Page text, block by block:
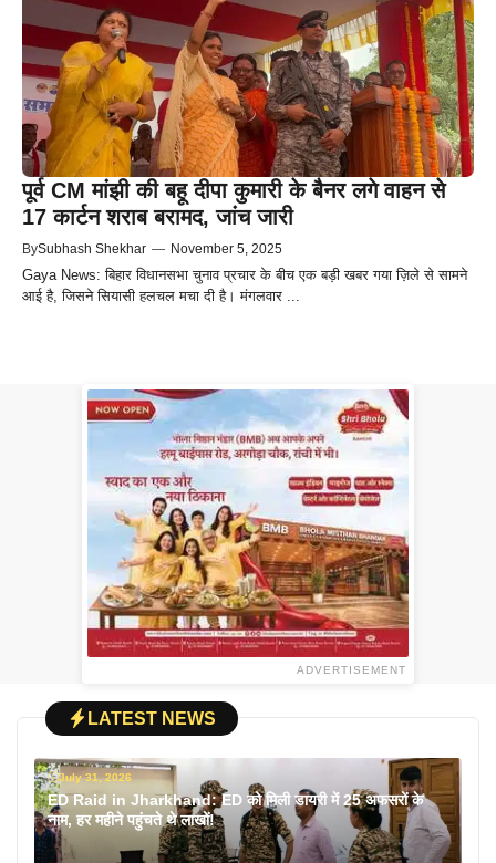
पूर्व CM मांझी की बहू दीपा कुमारी के बैनर लगे वाहन से
17 कार्टन शराब बरामद, जांच जारी
BySubhash Shekhar — November 5, 2025
Gaya News: बिहार विधानसभा चुनाव प्रचार के बीच एक बड़ी खबर गया ज़िले से सामने
आई है, जिसने सियासी हलचल मचा दी है। मंगलवार ...
ADVERTISEMENT
LATEST NEWS
July 31, 2026
ED Raid in Jharkhand: ED को मिली डायरी में 25 अफसरों के
नाम, हर महीने पहुंचते थे लाखों!